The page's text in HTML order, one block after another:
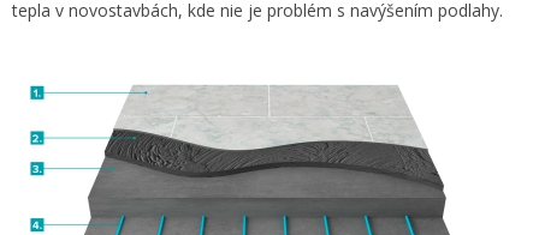
tepla v novostavbách, kde nie je problém s navýšením podlahy.